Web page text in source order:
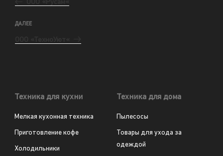
ДАЛЕЕ
Техника для кухни
Мелкая кухонная техника
Приготовление кофе
Холодильники
Техника для дома
Пылесосы
Товары для ухода за
одеждой